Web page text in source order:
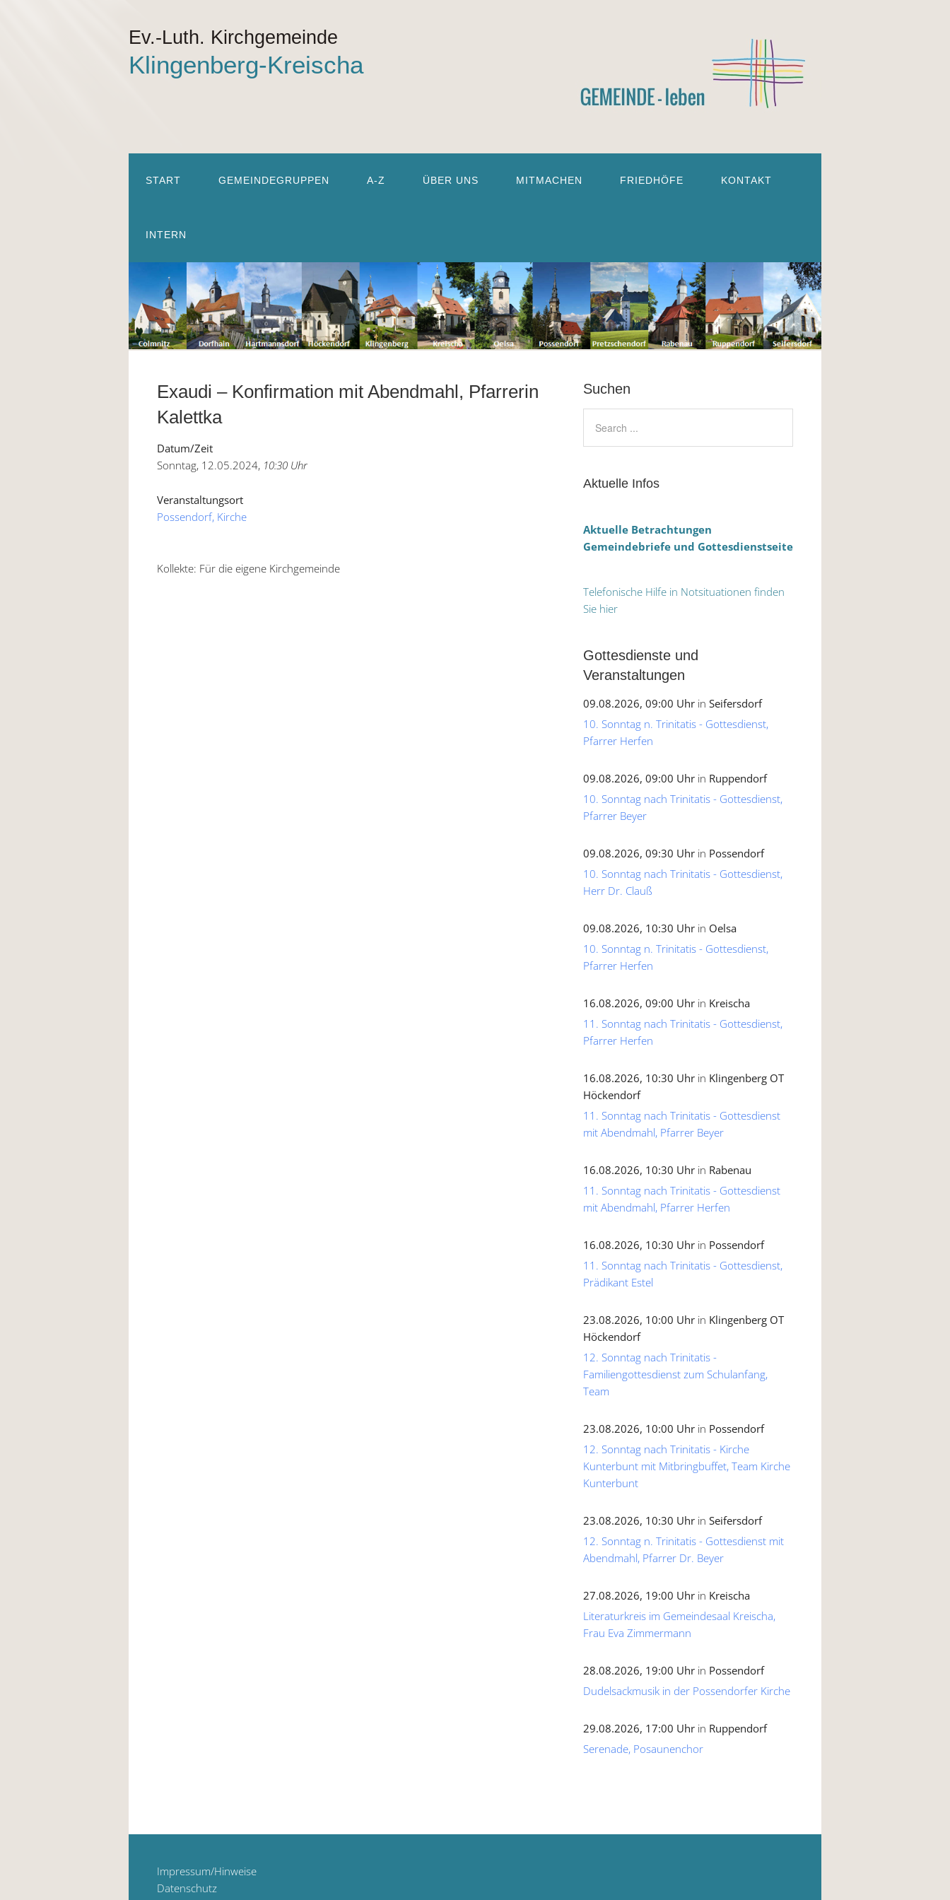
Ev.-Luth. Kirchgemeinde
Klingenberg-Kreischa
START GEMEINDEGRUPPEN A-Z ÜBER UNS MITMACHEN FRIEDHÖFE KONTAKT
INTERN
Exaudi – Konfirmation mit Abendmahl, Pfarrerin
Kalettka
Datum/Zeit
Sonntag, 12.05.2024, 10:30 Uhr
Veranstaltungsort
Possendorf, Kirche
Kollekte: Für die eigene Kirchgemeinde
Suchen
Aktuelle Infos
Aktuelle Betrachtungen
Gemeindebriefe und Gottesdienstseite
Telefonische Hilfe in Notsituationen finden
Sie hier
Gottesdienste und
Veranstaltungen
09.08.2026, 09:00 Uhr in Seifersdorf
10. Sonntag n. Trinitatis - Gottesdienst,
Pfarrer Herfen
09.08.2026, 09:00 Uhr in Ruppendorf
10. Sonntag nach Trinitatis - Gottesdienst,
Pfarrer Beyer
09.08.2026, 09:30 Uhr in Possendorf
10. Sonntag nach Trinitatis - Gottesdienst,
Herr Dr. Clauß
09.08.2026, 10:30 Uhr in Oelsa
10. Sonntag n. Trinitatis - Gottesdienst,
Pfarrer Herfen
16.08.2026, 09:00 Uhr in Kreischa
11. Sonntag nach Trinitatis - Gottesdienst,
Pfarrer Herfen
16.08.2026, 10:30 Uhr in Klingenberg OT
Höckendorf
11. Sonntag nach Trinitatis - Gottesdienst
mit Abendmahl, Pfarrer Beyer
16.08.2026, 10:30 Uhr in Rabenau
11. Sonntag nach Trinitatis - Gottesdienst
mit Abendmahl, Pfarrer Herfen
16.08.2026, 10:30 Uhr in Possendorf
11. Sonntag nach Trinitatis - Gottesdienst,
Prädikant Estel
23.08.2026, 10:00 Uhr in Klingenberg OT
Höckendorf
12. Sonntag nach Trinitatis -
Familiengottesdienst zum Schulanfang,
Team
23.08.2026, 10:00 Uhr in Possendorf
12. Sonntag nach Trinitatis - Kirche
Kunterbunt mit Mitbringbuffet, Team Kirche
Kunterbunt
23.08.2026, 10:30 Uhr in Seifersdorf
12. Sonntag n. Trinitatis - Gottesdienst mit
Abendmahl, Pfarrer Dr. Beyer
27.08.2026, 19:00 Uhr in Kreischa
Literaturkreis im Gemeindesaal Kreischa,
Frau Eva Zimmermann
28.08.2026, 19:00 Uhr in Possendorf
Dudelsackmusik in der Possendorfer Kirche
29.08.2026, 17:00 Uhr in Ruppendorf
Serenade, Posaunenchor
Impressum/Hinweise
Datenschutz